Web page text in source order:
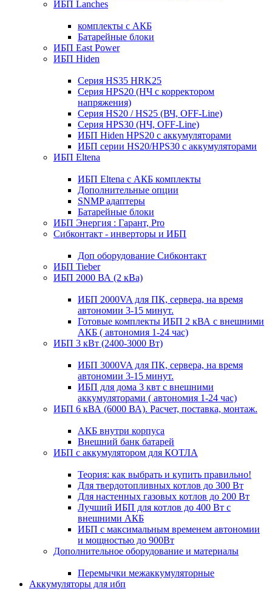
ИБП Lanches
комплекты с АКБ
Батарейные блоки
ИБП East Power
ИБП Hiden
Серия HS35 HRK25
Серия HPS20 (НЧ с корректором
напряжения)
Серия HS20 / HS25 (ВЧ, OFF-Line)
Серия HPS30 (НЧ, OFF-Line)
ИБП Hiden HPS20 с аккумуляторами
ИБП серии HS20/HPS30 с аккумуляторами
ИБП Eltena
ИБП Eltena с АКБ комплекты
Дополнительные опции
SNMP адаптеры
Батарейные блоки
ИБП Энергия : Гарант, Pro
Сибконтакт - инверторы и ИБП
Доп оборудование Сибконтакт
ИБП Tieber
ИБП 2000 ВА (2 кВа)
ИБП 2000VA для ПК, сервера, на время
автономии 3-15 минут.
Готовые комплекты ИБП 2 кВА с внешними
АКБ ( автономия 1-24 час)
ИБП 3 кВт (2400-3000 Вт)
ИБП 3000VA для ПК, сервера, на время
автономии 3-15 минут.
ИБП для дома 3 квт с внешними
аккумуляторами ( автономия 1-24 час)
ИБП 6 кВА (6000 ВА). Расчет, поставка, монтаж.
АКБ внутри корпуса
Внешний банк батарей
ИБП с аккумулятором для КОТЛА
Теория: как выбрать и купить правильно!
Для твердотопливных котлов до 300 Вт
Для настенных газовых котлов до 200 Вт
Лучший ИБП для котлов до 400 Вт с
внешними АКБ
ИБП с максимальным временем автономии
и мощностью до 900Вт
Дополнительное оборудование и материалы
Перемычки межаккумуляторные
Аккумуляторы для ибп